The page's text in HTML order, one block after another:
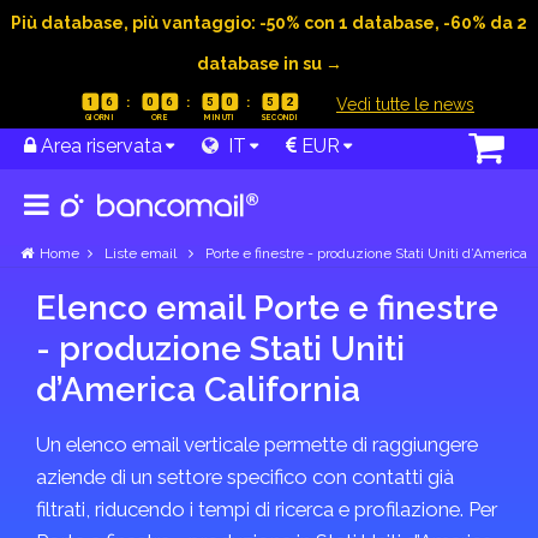
Più database, più vantaggio: -50% con 1 database, -60% da 2
database in su →
1 6 0 6 5 0 5 2 Vedi tutte le news
Area riservata IT EUR
Home Liste email Porte e finestre - produzione Stati Uniti d’America
Elenco email Porte e finestre
- produzione Stati Uniti
d’America California
Un elenco email verticale permette di raggiungere
aziende di un settore specifico con contatti già
filtrati, riducendo i tempi di ricerca e profilazione. Per